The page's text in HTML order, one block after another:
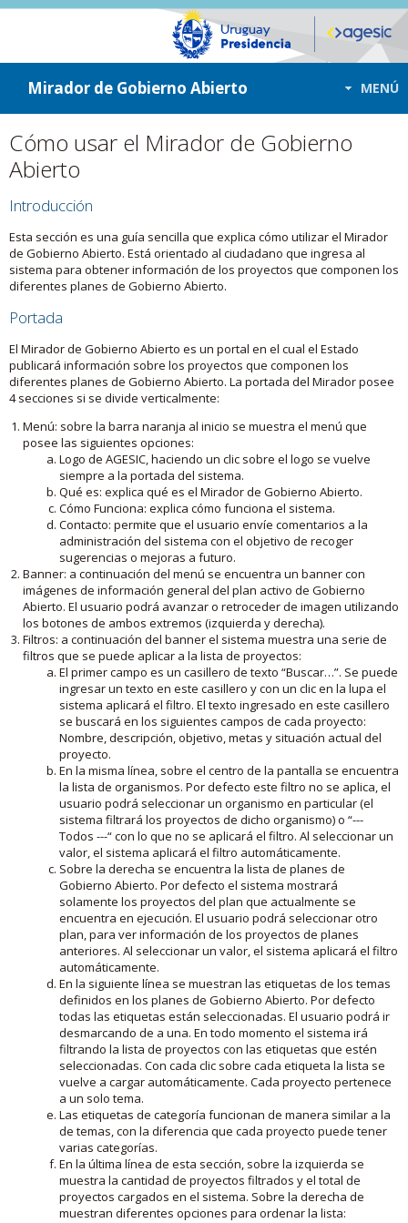
ir a contenido
ir al menú
Mirador de Gobierno Abierto MENÚ
Cómo usar el Mirador de Gobierno
Abierto
Introducción
Esta sección es una guía sencilla que explica cómo utilizar el Mirador
de Gobierno Abierto. Está orientado al ciudadano que ingresa al
sistema para obtener información de los proyectos que componen los
diferentes planes de Gobierno Abierto.
Portada
El Mirador de Gobierno Abierto es un portal en el cual el Estado
publicará información sobre los proyectos que componen los
diferentes planes de Gobierno Abierto. La portada del Mirador posee
4 secciones si se divide verticalmente:
Menú: sobre la barra naranja al inicio se muestra el menú que
posee las siguientes opciones:
Logo de AGESIC, haciendo un clic sobre el logo se vuelve
siempre a la portada del sistema.
Qué es: explica qué es el Mirador de Gobierno Abierto.
Cómo Funciona: explica cómo funciona el sistema.
Contacto: permite que el usuario envíe comentarios a la
administración del sistema con el objetivo de recoger
sugerencias o mejoras a futuro.
Banner: a continuación del menú se encuentra un banner con
imágenes de información general del plan activo de Gobierno
Abierto. El usuario podrá avanzar o retroceder de imagen utilizando
los botones de ambos extremos (izquierda y derecha).
Filtros: a continuación del banner el sistema muestra una serie de
filtros que se puede aplicar a la lista de proyectos:
El primer campo es un casillero de texto “Buscar…”. Se puede
ingresar un texto en este casillero y con un clic en la lupa el
sistema aplicará el filtro. El texto ingresado en este casillero
se buscará en los siguientes campos de cada proyecto:
Nombre, descripción, objetivo, metas y situación actual del
proyecto.
En la misma línea, sobre el centro de la pantalla se encuentra
la lista de organismos. Por defecto este filtro no se aplica, el
usuario podrá seleccionar un organismo en particular (el
sistema filtrará los proyectos de dicho organismo) o “---
Todos ---“ con lo que no se aplicará el filtro. Al seleccionar un
valor, el sistema aplicará el filtro automáticamente.
Sobre la derecha se encuentra la lista de planes de
Gobierno Abierto. Por defecto el sistema mostrará
solamente los proyectos del plan que actualmente se
encuentra en ejecución. El usuario podrá seleccionar otro
plan, para ver información de los proyectos de planes
anteriores. Al seleccionar un valor, el sistema aplicará el filtro
automáticamente.
En la siguiente línea se muestran las etiquetas de los temas
definidos en los planes de Gobierno Abierto. Por defecto
todas las etiquetas están seleccionadas. El usuario podrá ir
desmarcando de a una. En todo momento el sistema irá
filtrando la lista de proyectos con las etiquetas que estén
seleccionadas. Con cada clic sobre cada etiqueta la lista se
vuelve a cargar automáticamente. Cada proyecto pertenece
a un solo tema.
Las etiquetas de categoría funcionan de manera similar a la
de temas, con la diferencia que cada proyecto puede tener
varias categorías.
En la última línea de esta sección, sobre la izquierda se
muestra la cantidad de proyectos filtrados y el total de
proyectos cargados en el sistema. Sobre la derecha de
muestran diferentes opciones para ordenar la lista: